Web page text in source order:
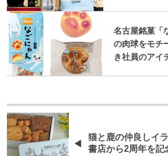
名古屋銘菓「
の肉球をモチ
き社員のアイ
猫と鹿の仲良しイ
書店から2周年を記